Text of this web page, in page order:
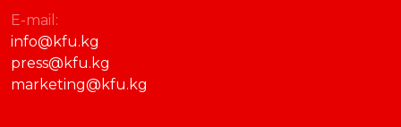
E-mail:
info@kfu.kg
press@kfu.kg
marketing@kfu.kg